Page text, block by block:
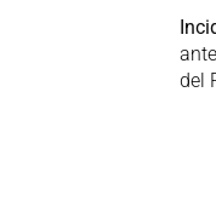
del